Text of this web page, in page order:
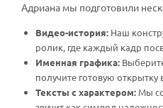
Адриана мы подготовили
Видео-история: Наш
ролик, где каждый кадр
Именная графика:
получите готовую открытку
Тексты с характером: Мы